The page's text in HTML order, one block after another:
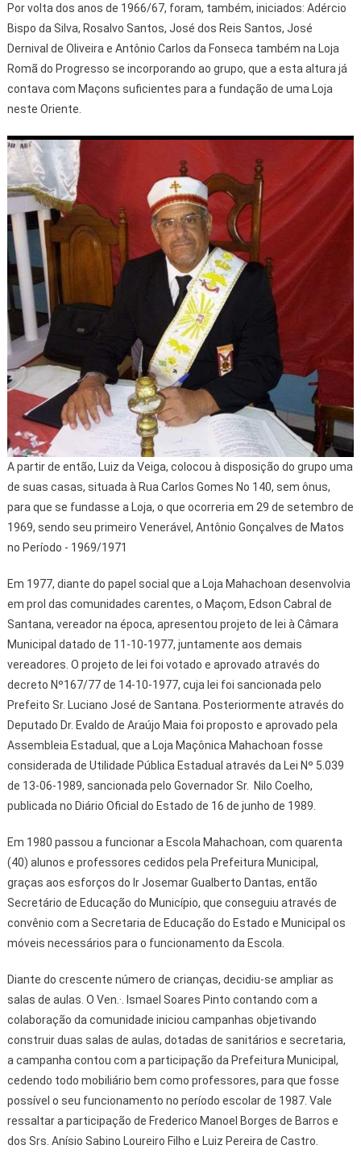
Por volta dos anos de 1966/67, foram, também, iniciados: Adércio
Bispo da Silva, Rosalvo Santos, José dos Reis Santos, José
Dernival de Oliveira e Antônio Carlos da Fonseca também na Loja
Romã do Progresso se incorporando ao grupo, que a esta altura já
contava com Maçons suficientes para a fundação de uma Loja
neste Oriente.
A partir de então, Luiz da Veiga, colocou à disposição do grupo uma
de suas casas, situada à Rua Carlos Gomes No 140, sem ônus,
para que se fundasse a Loja, o que ocorreria em 29 de setembro de
1969, sendo seu primeiro Venerável, Antônio Gonçalves de Matos
no Período - 1969/1971
Em 1977, diante do papel social que a Loja Mahachoan desenvolvia
em prol das comunidades carentes, o Maçom, Edson Cabral de
Santana, vereador na época, apresentou projeto de lei à Câmara
Municipal datado de 11-10-1977, juntamente aos demais
vereadores. O projeto de lei foi votado e aprovado através do
decreto Nº167/77 de 14-10-1977, cuja lei foi sancionada pelo
Prefeito Sr. Luciano José de Santana. Posteriormente através do
Deputado Dr. Evaldo de Araújo Maia foi proposto e aprovado pela
Assembleia Estadual, que a Loja Maçônica Mahachoan fosse
considerada de Utilidade Pública Estadual através da Lei Nº 5.039
de 13-06-1989, sancionada pelo Governador Sr. Nilo Coelho,
publicada no Diário Oficial do Estado de 16 de junho de 1989.
Em 1980 passou a funcionar a Escola Mahachoan, com quarenta
(40) alunos e professores cedidos pela Prefeitura Municipal,
graças aos esforços do Ir Josemar Gualberto Dantas, então
Secretário de Educação do Município, que conseguiu através de
convênio com a Secretaria de Educação do Estado e Municipal os
móveis necessários para o funcionamento da Escola.
Diante do crescente número de crianças, decidiu-se ampliar as
salas de aulas. O Ven.·. Ismael Soares Pinto contando com a
colaboração da comunidade iniciou campanhas objetivando
construir duas salas de aulas, dotadas de sanitários e secretaria,
a campanha contou com a participação da Prefeitura Municipal,
cedendo todo mobiliário bem como professores, para que fosse
possível o seu funcionamento no período escolar de 1987. Vale
ressaltar a participação de Frederico Manoel Borges de Barros e
dos Srs. Anísio Sabino Loureiro Filho e Luiz Pereira de Castro.